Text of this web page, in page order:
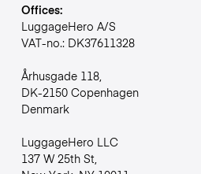
Offices:
LuggageHero A/S
VAT-no.: DK37611328
Århusgade 118,
DK-2150 Copenhagen
Denmark
LuggageHero LLC
137 W 25th St,